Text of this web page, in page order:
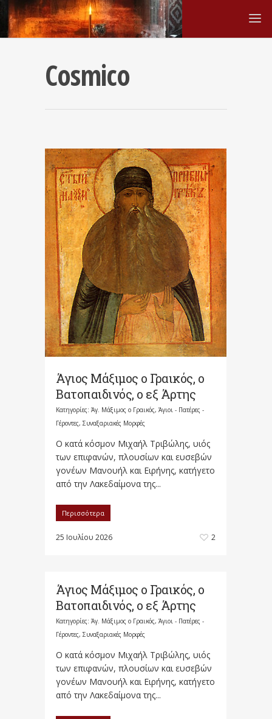
Cosmico
Άγιος Μάξιμος ο Γραικός, ο
Βατοπαιδινός, ο εξ Άρτης
Κατηγορίες: Άγ. Μάξιμος ο Γραικός, Άγιοι - Πατέρες -
Γέροντες, Συναξαριακές Μορφές
Ο κατά κόσμον Μιχαήλ Τριβώλης, υιός
των επιφανών, πλουσίων και ευσεβών
γονέων Μανουήλ και Ειρήνης, κατήγετο
από την Λακεδαίμονα της...
Περισσότερα
25 Ιουλίου 2026 2
Άγιος Μάξιμος ο Γραικός, ο
Βατοπαιδινός, ο εξ Άρτης
Κατηγορίες: Άγ. Μάξιμος ο Γραικός, Άγιοι - Πατέρες -
Γέροντες, Συναξαριακές Μορφές
Ο κατά κόσμον Μιχαήλ Τριβώλης, υιός
των επιφανών, πλουσίων και ευσεβών
γονέων Μανουήλ και Ειρήνης, κατήγετο
από την Λακεδαίμονα της...